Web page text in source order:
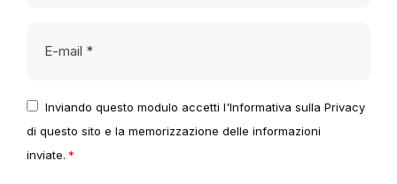
Inviando questo modulo accetti l'Informativa sulla Privacy
di questo sito e la memorizzazione delle informazioni
inviate.